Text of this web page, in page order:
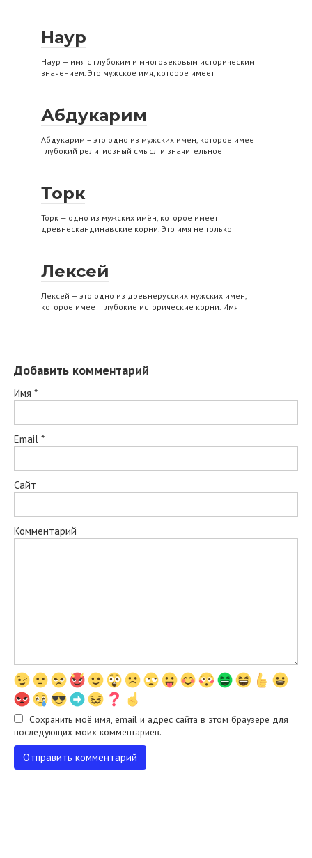
Наур
Наур — имя с глубоким и многовековым историческим
значением. Это мужское имя, которое имеет
Абдукарим
Абдукарим – это одно из мужских имен, которое имеет
глубокий религиозный смысл и значительное
Торк
Торк — одно из мужских имён, которое имеет
древнескандинавские корни. Это имя не только
Лексей
Лексей — это одно из древнерусских мужских имен,
которое имеет глубокие исторические корни. Имя
Добавить комментарий
Имя *
Email *
Сайт
Комментарий
Сохранить моё имя, email и адрес сайта в этом браузере для
последующих моих комментариев.